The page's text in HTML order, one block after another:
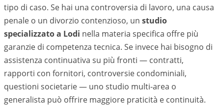
tipo di caso. Se hai una controversia di lavoro, una causa
penale o un divorzio contenzioso, un studio
specializzato a Lodi nella materia specifica offre più
garanzie di competenza tecnica. Se invece hai bisogno di
assistenza continuativa su più fronti — contratti,
rapporti con fornitori, controversie condominiali,
questioni societarie — uno studio multi-area o
generalista può offrire maggiore praticità e continuità.